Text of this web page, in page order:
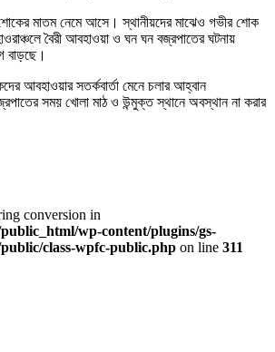
শোকের মাতম নেমে আসে। স্থানীয়দের মাঝেও গভীর শোক
বৈরী আবহাওয়া ও ঘন ঘন বজ্রপাতের ঘটনায়
বাড়ছে।
আবহাওয়ার সতর্কবার্তা মেনে চলার আহ্বান
সময় খোলা মাঠ ও উন্মুক্ত স্থানে অবস্থান না করার
conversion in
wp-content/plugins/gs-
class-wpfc-public.php on line 311